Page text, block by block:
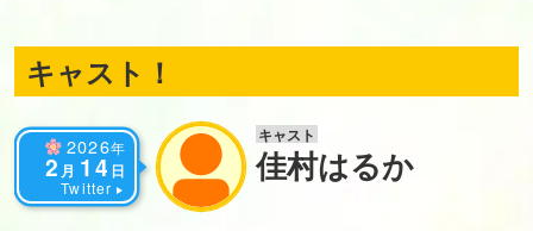
キャスト！
2026年
2月 14 日
Twitter
キャスト
佳村はるか